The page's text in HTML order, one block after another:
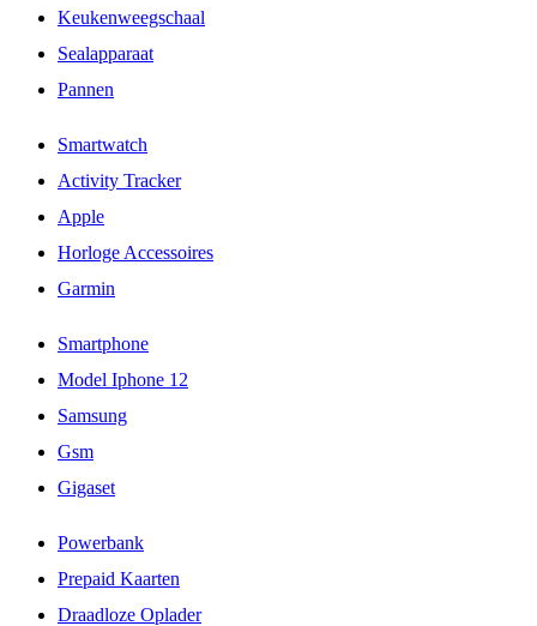
Keukenweegschaal
Sealapparaat
Pannen
Smartwatch
Activity Tracker
Apple
Horloge Accessoires
Garmin
Smartphone
Model Iphone 12
Samsung
Gsm
Gigaset
Powerbank
Prepaid Kaarten
Draadloze Oplader